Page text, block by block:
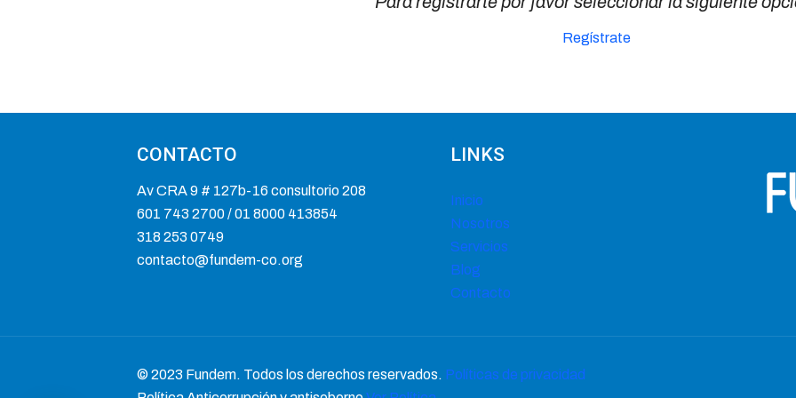
Regístrate
CONTACTO
Av CRA 9 # 127b-16 consultorio 208
601 743 2700 / 01 8000 413854
318 253 0749
contacto@fundem-co.org
LINKS
Inicio
Nosotros
Servicios
Blog
Contacto
© 2023 Fundem. Todos los derechos reservados. Políticas de privacidad